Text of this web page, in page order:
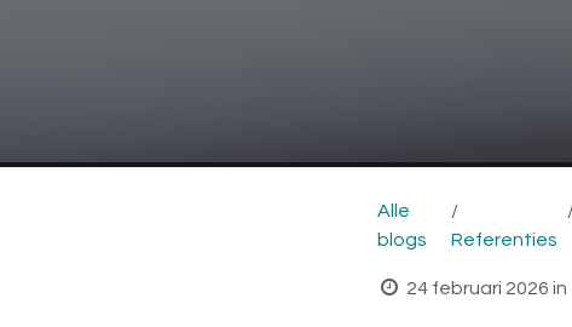
Alle
blogs
Referenties
24 februari 2026 in